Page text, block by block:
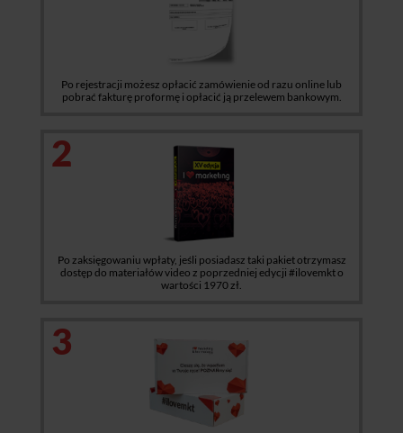
Po rejestracji możesz opłacić zamówienie od razu online lub
pobrać fakturę proformę i opłacić ją przelewem bankowym.
2
Po zaksięgowaniu wpłaty, jeśli posiadasz taki pakiet otrzymasz
dostęp do materiałów video z poprzedniej edycji #ilovemkt o
wartości 1970 zł.
3